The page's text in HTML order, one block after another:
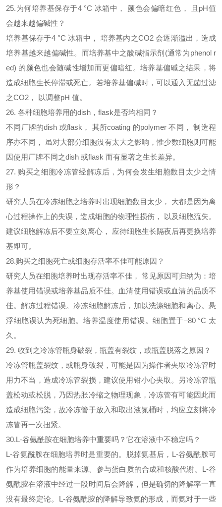
25.为何培养基保存于4 °C 冰箱中， 颜色会偏暗红色， 且pH值
会越来越偏碱性？
培养基保存于4 °C 冰箱中， 培养基内之CO2 会逐渐溢出，造成
培养基越来越偏碱性。而培养基中之酸碱指示剂(通常为phenol r
ed) 的颜色也会随碱性增加而更偏暗红。培养基偏碱之结果，将
造成细胞生长停滞或死亡。若培养基偏碱时，可以通入无菌过滤
之CO2， 以调整pH 值。
26. 各种细胞培养用的dish，flask是否均相同？
不同厂牌的dish 或flask， 其所coating 的polymer 不同， 制造程
序亦不同， 虽对大部分细胞没有太大之影响，惟少数细胞则可能
因使用厂牌不同之dish 或flask 而有显著之生长差异。
27. 购买之细胞冷冻管经解冻后，为何会发生细胞数目太少之情
形？
研究人员在冷冻细胞之培养时出现细胞数目太少，
大都是因为离
心过程操作上的失误，造成细胞的物理性损伤， 以及细胞流失。
建议细胞解冻后不要立刻离心， 应待细胞生长隔夜后再更换培养
基即可。
28.购买之细胞死亡或细胞存活率不佳可能原因？
研究人员在细胞培养时出现存活率不佳， 常见原因可归纳为：培
养基使用错误或培养基品质不佳。血清使用错误或血清的品质不
佳。解冻过程错误。冷冻细胞解冻后，加以洗涤细胞和离心。悬
浮细胞误认为死细胞。培养温度使用错误。细胞置于–80 °C 太
久。
29. 收到之冷冻管瓶身破裂，瓶盖有裂纹，或瓶盖脱落之原因？
冷冻管瓶盖裂纹，或瓶身破裂，可能是因为操作者夹取冷冻管时
用力不当，造成冷冻管裂损，建议使用钳小心夹取。另冷冻管瓶
盖松动或松脱，乃因热胀冷缩之物理现象，冷冻管有可能因此而
造成细胞污染，故冷冻管于放入和取出液氮桶时，均应立刻将冷
冻管再一次扭紧。
30.L-谷氨酰胺在细胞培养中重要吗？它在溶液中不稳定吗？
L-谷氨酰胺在细胞培养时是重要的。脱掉氨基后，L-谷氨酰胺可
作为培养细胞的能量来源、参与蛋白质的合成和核酸代谢。L-谷
氨酰胺在溶液中经过一段时间后会降解，但是确切的降解率一直
没有最终定论。L-谷氨酰胺的降解导致氨的形成，而氨对于一些